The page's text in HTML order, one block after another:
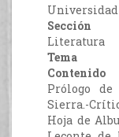
Sección
Literatura
Tema
Contenido
Prólogo
Sierra.-
Hoja de